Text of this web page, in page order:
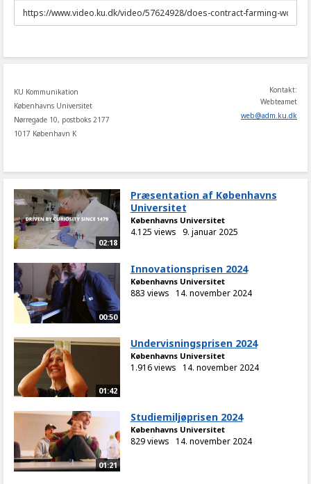
URL
to
KU Kommunikation
Københavns Universitet
Nørregade 10, postboks 2177
1017 København K
Kontakt:
Webteamet
web@adm.ku.dk
02:18
Præsentation af Københavns
Universitet
Københavns Universitet
4.125 views 9. januar 2025
00:50
Innovationsprisen 2024
Københavns Universitet
883 views 14. november 2024
01:42
Undervisningsprisen 2024
Københavns Universitet
1.916 views 14. november 2024
01:21
Studiemiljøprisen 2024
Københavns Universitet
829 views 14. november 2024